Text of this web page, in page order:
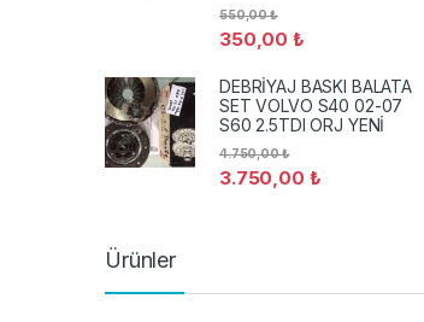
350,00₺
550,00₺
DEBRİYAJ BASKI BALATA
SET VOLVO S40 02-07
S60 2.5TDI ORJ YENİ
3.750,00 ₺
4.750,00₺
Ürünler